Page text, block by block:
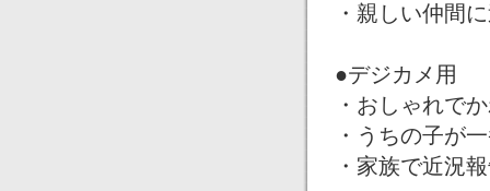
・親しい仲間
●デジカメ用
・おしゃれで
・うちの子が
・家族で近況